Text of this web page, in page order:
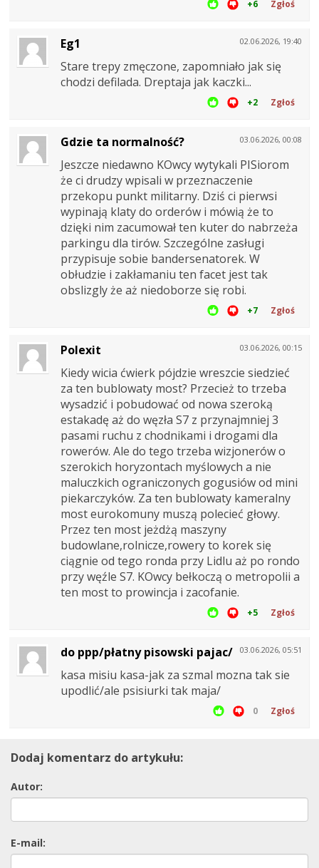
+6 Zgłoś
02.06.2026, 19:40
Eg1
Stare trepy zmęczone, zapomniało jak się
chodzi defilada. Dreptaja jak kaczki...
+2 Zgłoś
03.06.2026, 00:08
Gdzie ta normalność?
Jeszcze niedawno KOwcy wytykali PISiorom
że ci drudzy wpisali w przeznaczenie
przekopu punkt militarny. Dziś ci pierwsi
wypinają klaty do orderów i mówią że to
dzięki nim zacumował ten kuter do nabrzeża
parkingu dla tirów. Szczególne zasługi
przypisuje sobie bandersenatorek. W
obłudzie i zakłamaniu ten facet jest tak
obslizgly że aż niedoborze się robi.
+7 Zgłoś
03.06.2026, 00:15
Polexit
Kiedy wicia ćwierk pójdzie wreszcie siedzieć
za ten bublowaty most? Przecież to trzeba
wysadzić i pobudować od nowa szeroką
estakadę aż do węzła S7 z przynajmniej 3
pasami ruchu z chodnikami i drogami dla
rowerów. Ale do tego trzeba wizjonerów o
szerokich horyzontach myślowych a nie
maluczkich ograniczonych gogusiów od mini
piekarczyków. Za ten bublowaty kameralny
most eurokomuny muszą polecieć głowy.
Przez ten most jeżdżą maszyny
budowlane,rolnicze,rowery to korek się
ciągnie od tego ronda przy Lidlu aż po rondo
przy węźle S7. KOwcy bełkoczą o metropolii a
ten most to prowincja i zacofanie.
+5 Zgłoś
03.06.2026, 05:51
do ppp/płatny pisowski pajac/
kasa misiu kasa-jak za szmal mozna tak sie
upodlić/ale psisiurki tak maja/
0 Zgłoś
Dodaj komentarz do artykułu:
Autor:
E-mail: